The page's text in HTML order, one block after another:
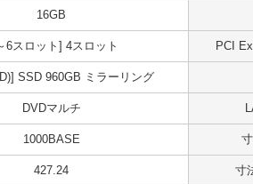
16GB
6スロット] 4スロット PCI
SSD 960GB ミラーリング
DVDマルチ
1000BASE
427.24 寸